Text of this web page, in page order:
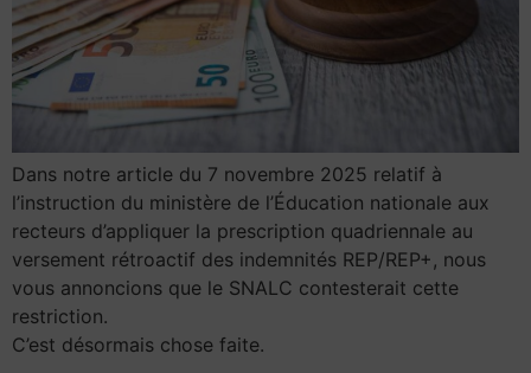
Dans notre article du 7 novembre 2025 relatif à
l’instruction du ministère de l’Éducation nationale aux
recteurs d’appliquer la prescription quadriennale au
versement rétroactif des indemnités REP/REP+, nous
vous annoncions que le SNALC contesterait cette
restriction.
C’est désormais chose faite.